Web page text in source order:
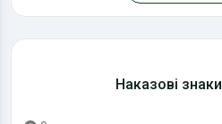
Наказові знаки